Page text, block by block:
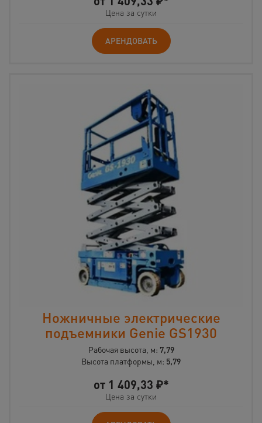
Цена за сутки
АРЕНДОВАТЬ
Ножничные электрические
подъемники Genie GS1930
Рабочая высота, м: 7,79
Высота платформы, м: 5,79
от 1 409,33 ₽*
Цена за сутки